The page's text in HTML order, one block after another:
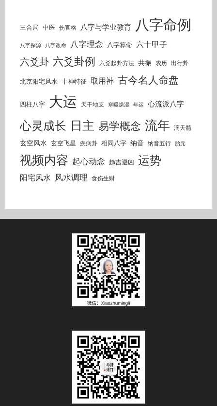
三合局 中医 伤官格 八字与学业教育 八字命例
八字探源 八字改命 八字理念 八字算命 六十甲子
六爻卦 六爻卦例 六爻起卦方法 共振 农历 出行卦
北京阳宅风水 十神特征 取用神 古今名人命盘
四柱八字 大运 天干地支 寒暖燥湿 年运 心流派八字
心灵成长 日主 易学概念 流年 滴天髓
玄空风水 玄空飞星 疾病卦 相同八字 纳音 纳音五行 胎元
视频内容 起心动念 趋吉避凶 运势
阳宅风水 风水调理 食伤生财